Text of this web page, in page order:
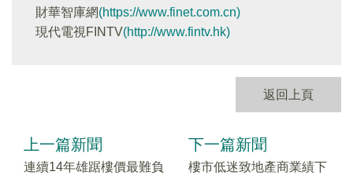
財華智庫網(https://www.finet.com.cn)
現代電視FINTV(http://www.fintv.hk)
返回上頁
上一篇新聞
連續14年雄踞樓價最難負
下一篇新聞
樓市低迷致地產商業績下